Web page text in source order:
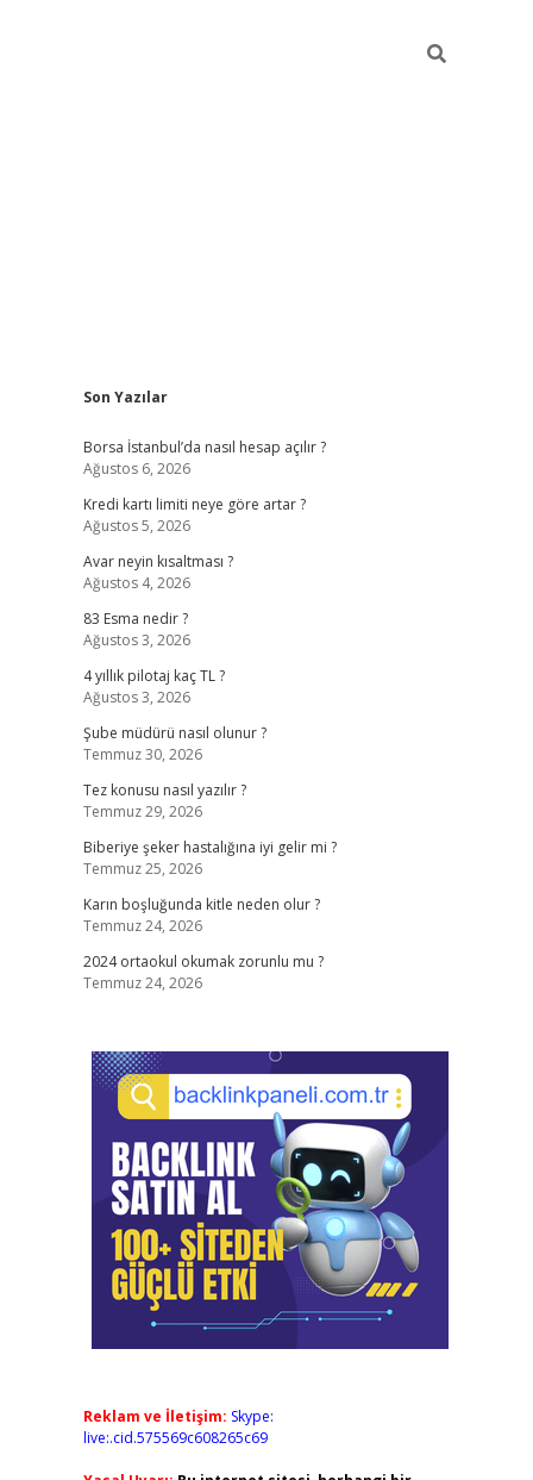
Sidebar
Son Yazılar
Borsa İstanbul’da nasıl hesap açılır ?
Ağustos 6, 2026
Kredi kartı limiti neye göre artar ?
Ağustos 5, 2026
Avar neyin kısaltması ?
Ağustos 4, 2026
83 Esma nedir ?
Ağustos 3, 2026
4 yıllık pilotaj kaç TL ?
Ağustos 3, 2026
Şube müdürü nasıl olunur ?
Temmuz 30, 2026
Tez konusu nasıl yazılır ?
Temmuz 29, 2026
Biberiye şeker hastalığına iyi gelir mi ?
Temmuz 25, 2026
Karın boşluğunda kitle neden olur ?
Temmuz 24, 2026
2024 ortaokul okumak zorunlu mu ?
Temmuz 24, 2026
Reklam ve İletişim: Skype:
live:.cid.575569c608265c69